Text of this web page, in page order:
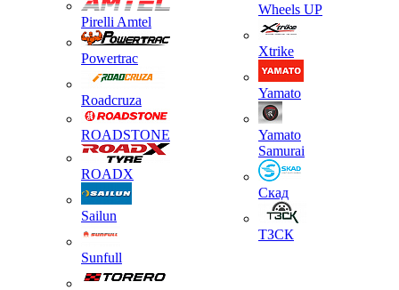
Pirelli Amtel
Powertrac
Roadcruza
ROADSTONE
ROADX
Sailun
Sunfull
Wheels UP
Xtrike
Yamato
Yamato
Samurai
Скад
ТЗСК